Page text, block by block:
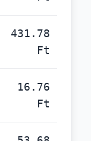
431.78
Ft
16.76
Ft